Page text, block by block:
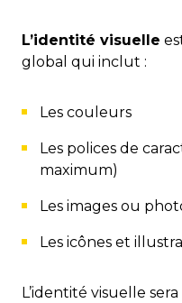
L’identité visuelle
global qui inclut :
Les couleurs
Les polices de
maximum)
Les images ou
Les icônes et
L’identité visuelle